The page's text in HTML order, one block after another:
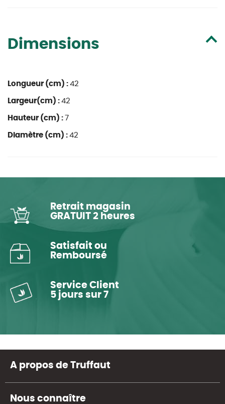
Dimensions
Longueur (cm) : 42
Largeur(cm) : 42
Hauteur (cm) : 7
Diamètre (cm) : 42
Retrait magasin
GRATUIT 2 heures
Satisfait ou
Remboursé
Service Client
5 jours sur 7
A propos de Truffaut
Nous connaître